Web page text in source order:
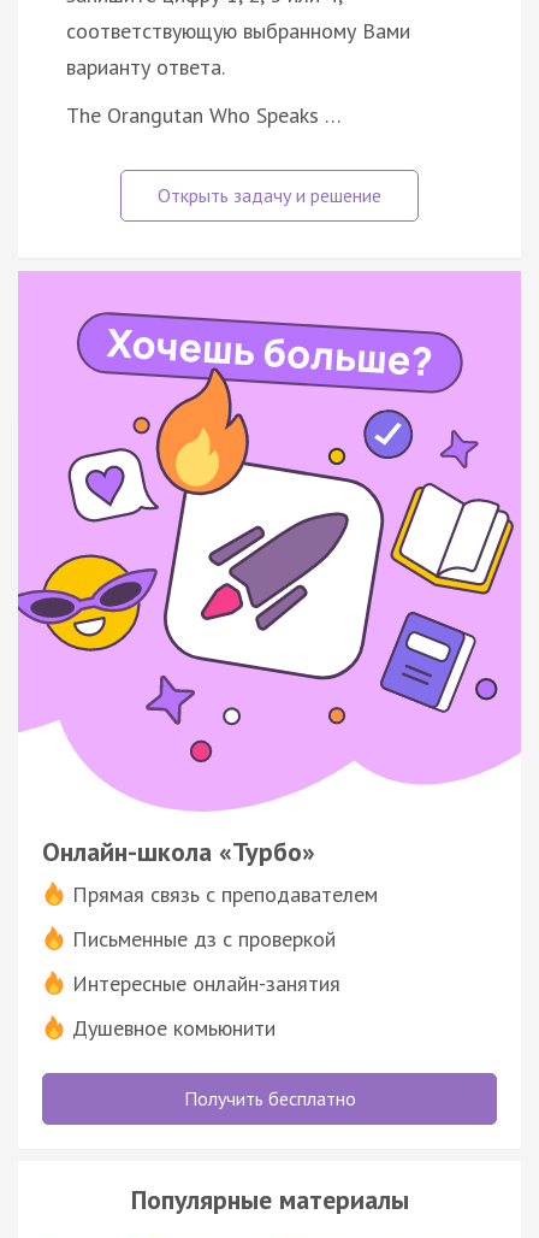
соответствующую выбранному Вами
варианту ответа.
The Orangutan Who Speaks …
Онлайн-школа «Турбо»
Прямая связь с преподавателем
Письменные дз с проверкой
Интересные онлайн-занятия
Душевное комьюнити
Получить бесплатно
Популярные материалы